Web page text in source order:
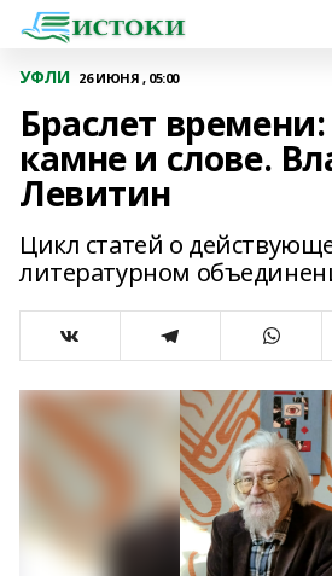
УФЛИ 26 ИЮНЯ , 05:00
Браслет
камне и слове.
Левитин
Цикл статей о
литературном